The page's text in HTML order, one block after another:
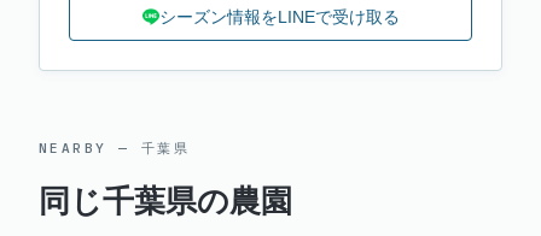
シーズン情報をLINEで受け取る
NEARBY — 千葉県
同じ千葉県の農園